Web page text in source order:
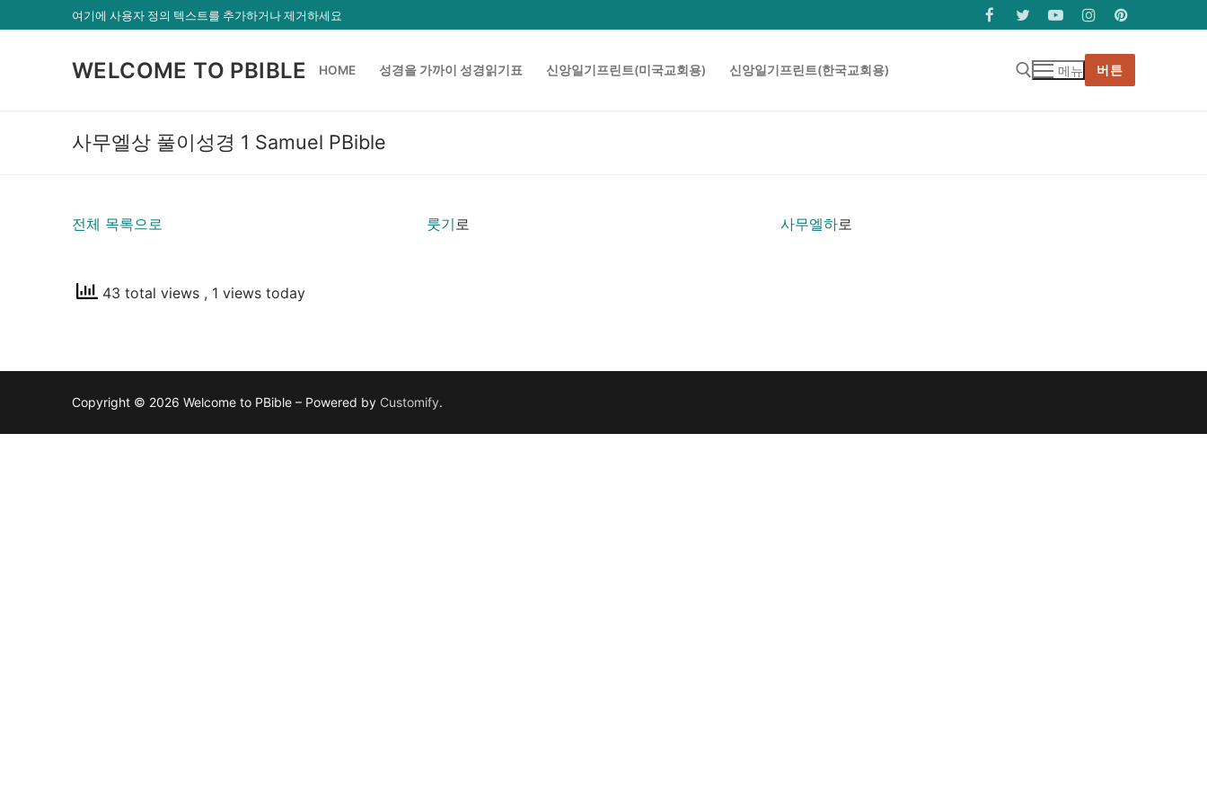
텐
여기에 사용자 정의 텍스트를 추가하거나 제거하세요
WELCOME TO PBIBLE HOME 성경을 가까이 성경읽기표 신앙일기프린트(미국교회용) 신앙일기프린트(한국교회용) 메뉴 버튼
사무엘상 풀이성경 1 Samuel PBible
전체 목록으로 룻기 로 사무엘하로
43 total views , 1 views today
Copyright © 2026 Welcome to PBible – Powered by Customify.